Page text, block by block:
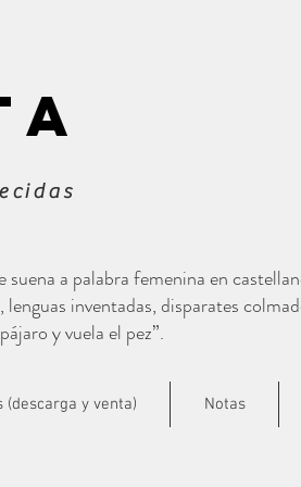
(descarga y venta) Notas
a palabra femenina en
inventadas, disparates
y vuela el pez”.